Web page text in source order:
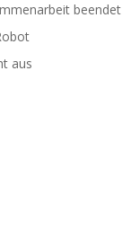
beendet
aus